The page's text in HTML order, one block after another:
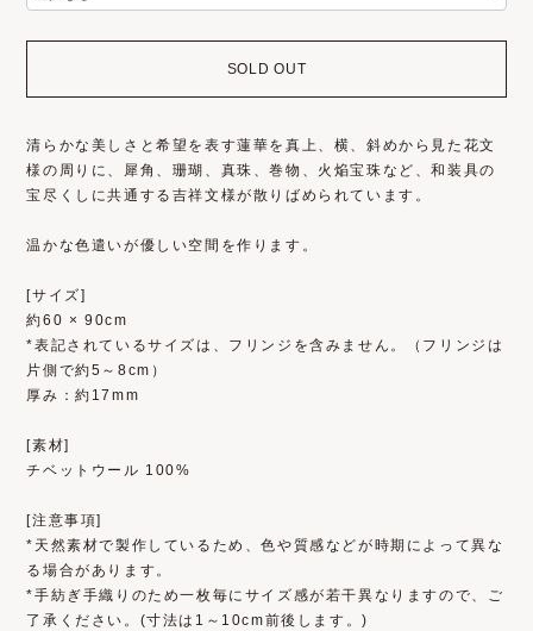
SOLD OUT
清らかな美しさと希望を表す蓮華を真上、横、斜めから見た花文
様の周りに、犀角、珊瑚、真珠、巻物、火焔宝珠など、和装具の
宝尽くしに共通する吉祥文様が散りばめられています。
温かな色遣いが優しい空間を作ります。
[サイズ]
約60 × 90cm
*表記されているサイズは、フリンジを含みません。（フリンジは
片側で約5～8cm）
厚み：約17mm
[素材]
チベットウール 100%
[注意事項]
*天然素材で製作しているため、色や質感などが時期によって異な
る場合があります。
*手紡ぎ手織りのため一枚毎にサイズ感が若干異なりますので、ご
了承ください。(寸法は1～10cm前後します。)